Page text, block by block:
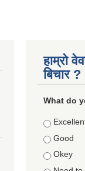
हाम्रो
बिचार ?
What do
Choices
Good
Okey